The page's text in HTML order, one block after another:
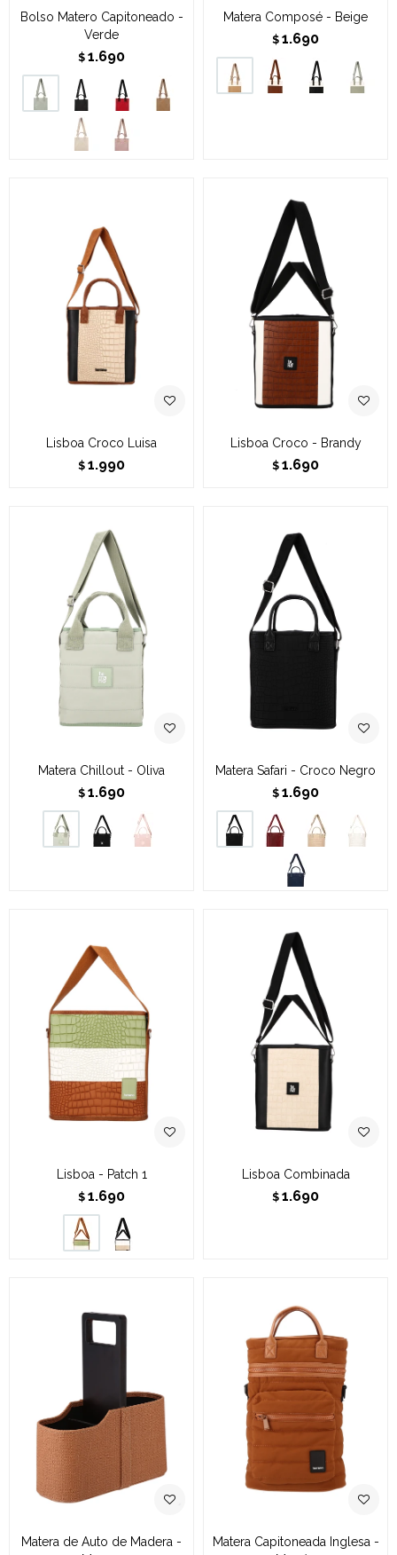
Bolso Matero Capitoneado -
Verde
$ 1.690
Matera Composé - Beige
$ 1.690
Lisboa Croco Luisa
$ 1.990
Lisboa Croco - Brandy
$ 1.690
Matera Chillout - Oliva
$ 1.690
Matera Safari - Croco Negro
$ 1.690
Lisboa - Patch 1
$ 1.690
Lisboa Combinada
$ 1.690
Matera de Auto de Madera -
Matera Capitoneada Inglesa -